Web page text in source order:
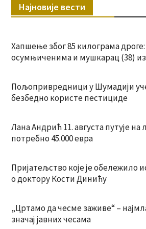
Најновије вести
Хапшење због 85 килограма
осумњиченима и мушкарац (38) из
Пољопривредници у Шумадији
безбедно користе пестициде
Лана Андрић 11. августа путује на
потребно 45.000 евра
Пријатељство које је обележило
о доктору Кости Динићу
„Цртамо да чесме заживе“ –
значај јавних чесама